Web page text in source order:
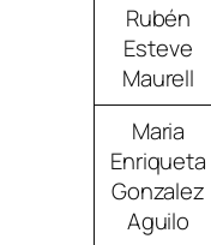
Rubén
Esteve
Maurell
Maria
Enriqueta
Gonzalez
Aguilo